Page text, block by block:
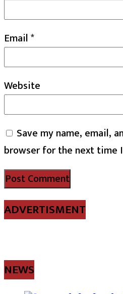
Email*
Website
Save my name, email,
browser for the next time
ADVERTISMENT
NEWS